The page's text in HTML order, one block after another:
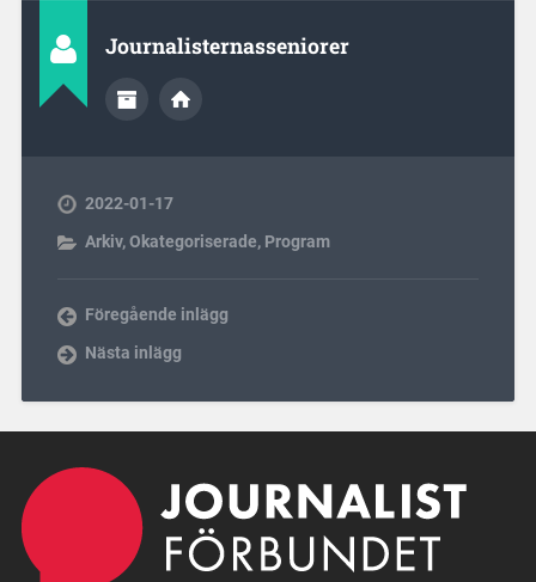
Journalisternasseniorer
2022-01-17
Arkiv,Okategoriserade, Program
Föregående inlägg
Nästa inlägg